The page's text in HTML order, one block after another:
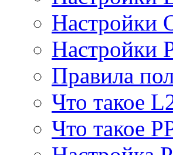
Настройки
Настройки
Правила
Что такое
Что такое